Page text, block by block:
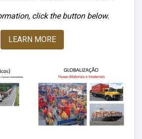
click the button below.
LEARN MORE